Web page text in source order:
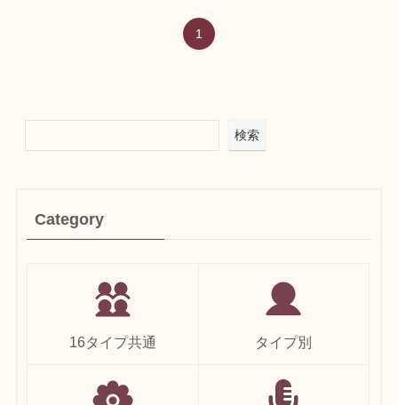
1
検索
Category
16タイプ共通 タイプ別